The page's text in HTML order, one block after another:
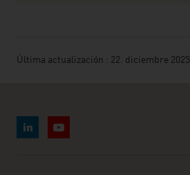
Última actualización : 22. diciembre 2025